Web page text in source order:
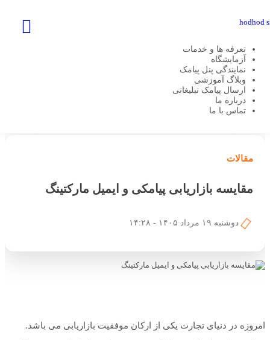
تعرفه ها و خدمات
آزمایشگاه
نمایندگی پنل پیامک
وبلاگ آموزشی
ارسال پیامک تبلیغاتی
درباره ما
تماس با ما
هدهد اس ام اس مقالات
مقالات
مقایسه بازاریابی پیامکی و ایمیل مارکتینگ
دوشنبه ۱۹ مرداد ۱۴۰۵ - ۱۴:۲۸
امروزه در دنیای تجارت یکی از ارکان موفقیت بازاریابی می باشد.